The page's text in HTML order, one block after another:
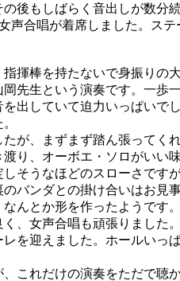
後もしばらく音出しが数分
声合唱が着席しました。ス
揮棒を持たないで身振りの
先生という演奏です。一歩
出していて迫力いっぱいで
が、まずまず踏ん張ってく
り、オーボエ・ソロがいい
そうなほどのスローさです
バンダとの掛け合いはお見事
んとか形を作ったようです
、女声合唱も頑張りました。
を迎えました。ホールいっ
これだけの演奏をただで聴